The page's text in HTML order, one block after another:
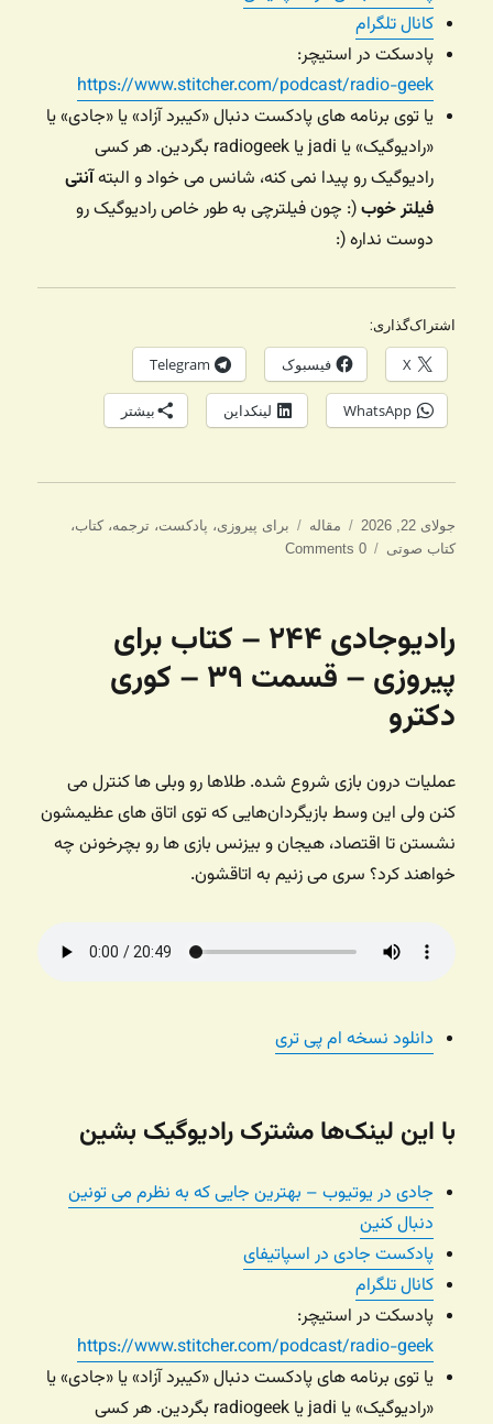
کانال تلگرام
پادسکت در استیچر:
https://www.stitcher.com/podcast/radio-geek
یا توی برنامه های پادکست دنبال «کیبرد آزاد» یا «جادی» یا
«رادیوگیک» یا jadi یا radiogeek بگردین. هر کسی
رادیوگیک رو پیدا نمی کنه، شانس می خواد و البتهآنتی
فیلتر خوب(: چون فیلترچی به طور خاص رادیوگیک رو
دوست نداره (:
اشتراک‌گذاری:
X فیسبوک Telegram
WhatsApp لینکداین بیشتر
ارسال
شده
جولای 22, 2026 دسته‌ها
مقاله برچسب‌ها
برای پیروزی، پادکست، ترجمه،کتاب،
کتاب صوتی
0 Comments
رادیوجادی ۲۴۴ – کتاب برای
پیروزی – قسمت ۳۹ – کوری
دکترو
عملیات درون بازی شروع شده. طلاها رو وبلی ها کنترل می
کنن ولی این وسط بازیگردان‌هایی که توی اتاق های عظیمشون
نشستن تا اقتصاد، هیجان و بیزنس بازی ها رو بچرخونن چه
خواهند کرد؟ سری می زنیم به اتاقشون.
دانلود نسخه ام پی تری
با این لینک‌ها مشترک رادیوگیک بشین
جادی در یوتیوب – بهترین جایی که به نظرم می تونین
دنبال کنین
پادکست جادی در اسپاتیفای
کانال تلگرام
پادسکت در استیچر:
https://www.stitcher.com/podcast/radio-geek
یا توی برنامه های پادکست دنبال «کیبرد آزاد» یا «جادی» یا
«رادیوگیک» یا jadi یا radiogeek بگردین. هر کسی